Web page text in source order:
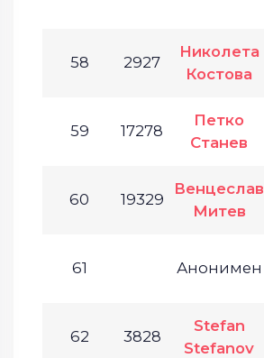
58 2927
Николета
Костова
59 17278
Петко
Станев
60 19329
Венцеслав
Митев
61 Анонимен
62 3828
Stefan
Stefanov